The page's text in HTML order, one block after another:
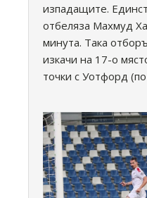
изпадащите.
отбеляза Махмуд
минута. Така
изкачи на 17-о
точки с Уотфорд